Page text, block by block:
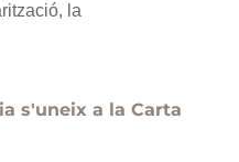
la
s'uneix a la Carta